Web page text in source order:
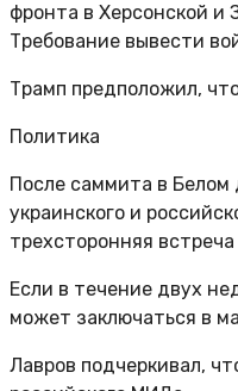
фронта в Херсонской и
Требование вывести
Трамп предположил,
Политика
После саммита в Белом
украинского и
трехсторонняя
Если в течение двух
может заключаться в
Лавров подчеркивал,